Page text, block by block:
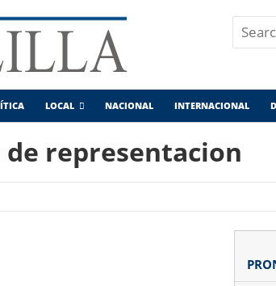
LOCAL NACIONAL INTERNACIONAL
representacion